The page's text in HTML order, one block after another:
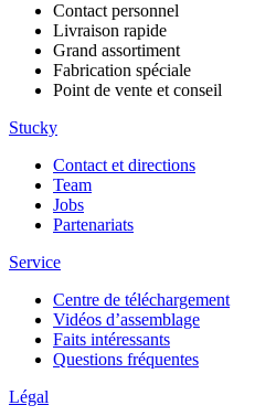
Contact personnel
Livraison rapide
Grand assortiment
Fabrication spéciale
Point de vente et conseil
Stucky
Contact et directions
Team
Jobs
Partenariats
Service
Centre de téléchargement
Vidéos d’assemblage
Faits intéressants
Questions fréquentes
Légal